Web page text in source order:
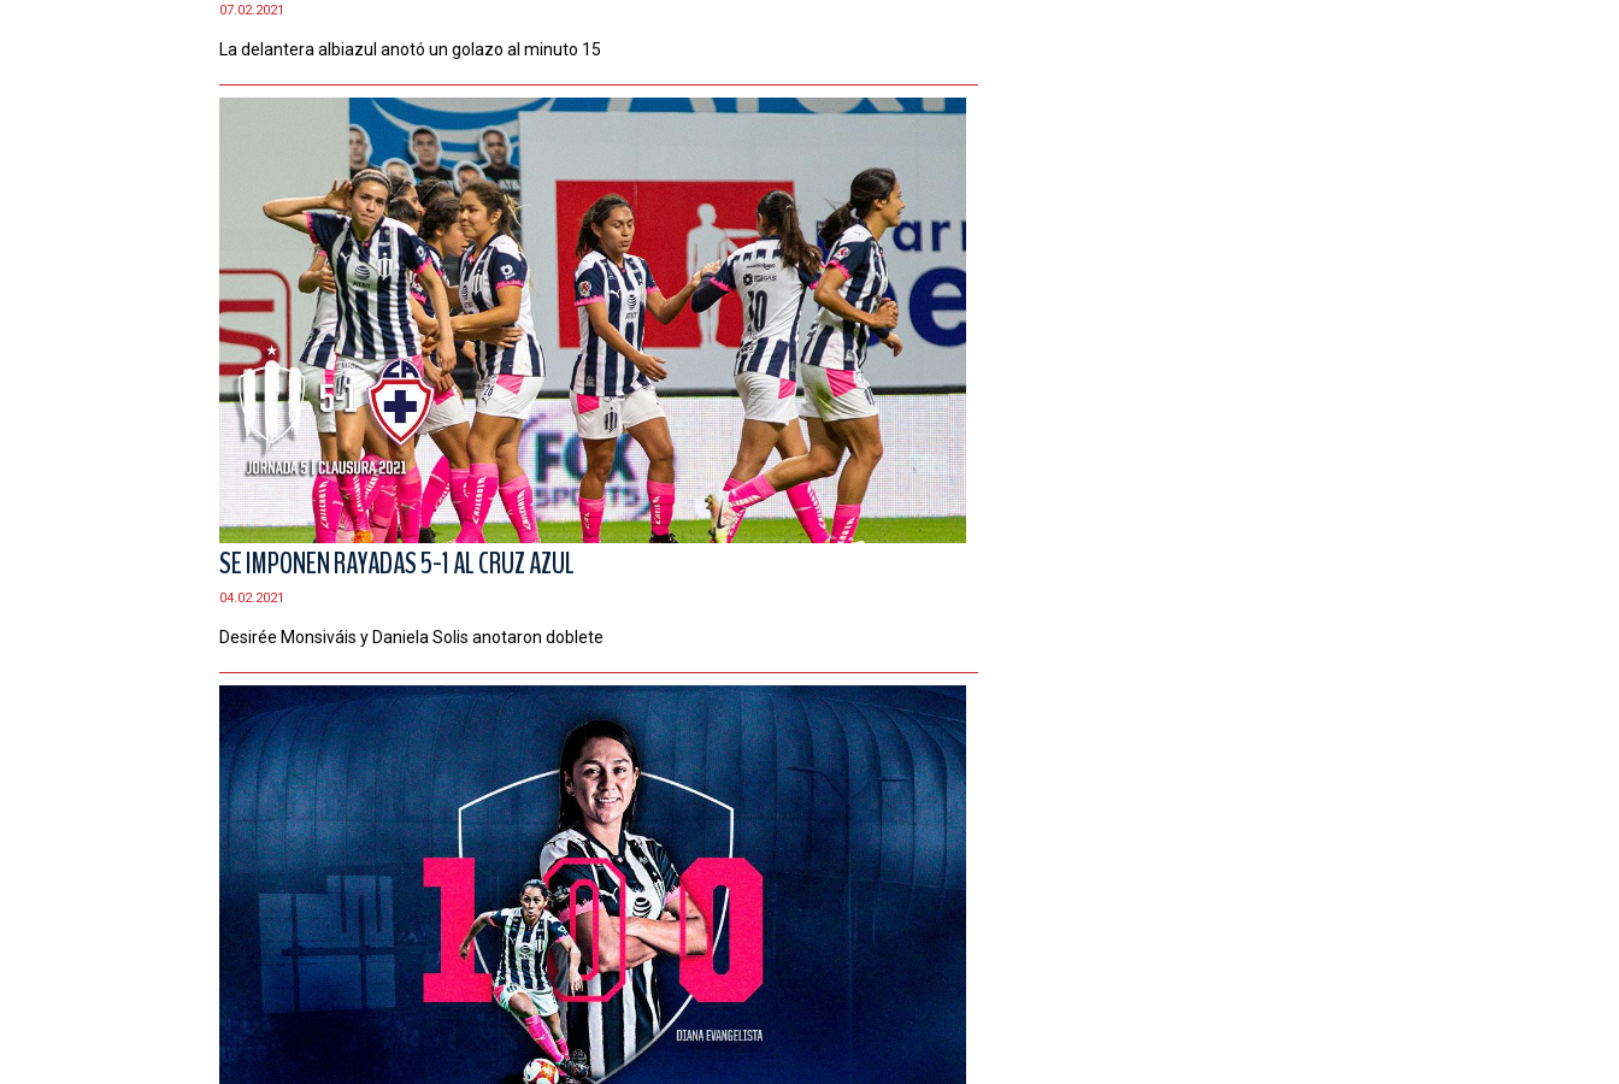
07.02.2021
La delantera albiazul anotó un golazo al minuto 15
SE IMPONEN RAYADAS 5-1 AL CRUZ AZUL
04.02.2021
Desirée Monsiváis y Daniela Solis anotaron doblete